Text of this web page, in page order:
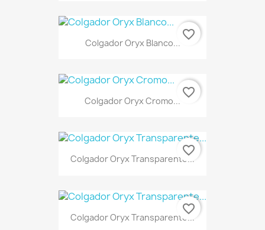
Colgador Oryx Blanco...
favorite_border
Colgador Oryx Cromo...
favorite_border
Colgador Oryx Transparente...
favorite_border
Colgador Oryx Transparente...
favorite_border